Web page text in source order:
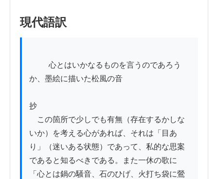
現代語訳
か、墨絵に描いた松風の音
抄
この箇所で少しでも有無（存在するかしな
いか）を考える心があれば、それは「目あ
り」（迷いある状態）であって、私的な思案
であると知るべきである。また一休の歌に
「心とは鍋の騒音、石のひげ、火打ち袋に鶯